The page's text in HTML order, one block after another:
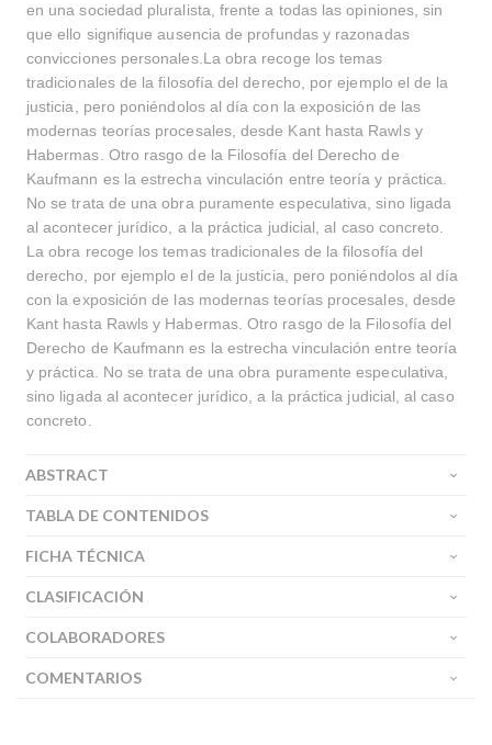
en una sociedad pluralista, frente a todas las opiniones, sin
que ello signifique ausencia de profundas y razonadas
convicciones personales.La obra recoge los temas
tradicionales de la filosofía del derecho, por ejemplo el de la
justicia, pero poniéndolos al día con la exposición de las
modernas teorías procesales, desde Kant hasta Rawls y
Habermas. Otro rasgo de la Filosofía del Derecho de
Kaufmann es la estrecha vinculación entre teoría y práctica.
No se trata de una obra puramente especulativa, sino ligada
al acontecer jurídico, a la práctica judicial, al caso concreto.
La obra recoge los temas tradicionales de la filosofía del
derecho, por ejemplo el de la justicia, pero poniéndolos al día
con la exposición de las modernas teorías procesales, desde
Kant hasta Rawls y Habermas. Otro rasgo de la Filosofía del
Derecho de Kaufmann es la estrecha vinculación entre teoría
y práctica. No se trata de una obra puramente especulativa,
sino ligada al acontecer jurídico, a la práctica judicial, al caso
concreto.
ABSTRACT
TABLA DE CONTENIDOS
FICHA TÉCNICA
CLASIFICACIÓN
COLABORADORES
COMENTARIOS